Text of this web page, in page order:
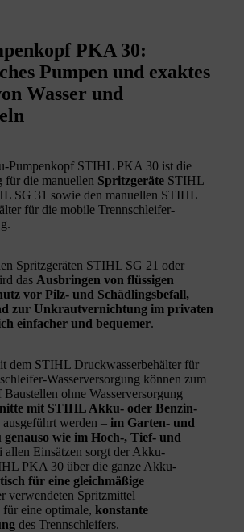
PKA 30:
Pumpen und exaktes
Wasser und
Pumpenkopf STIHL PKA 30 ist die
für die manuellen Spritzgeräte STIHL
SG 31 sowie den manuellen STIHL
für die mobile Trennschleifer-
Spritzgeräten STIHL SG 21 oder
das Ausbringen von flüssigen
vor Pilz- und Schädlingsbefall,
zur Unkrautvernichtung im privaten
einfacher und bequemer.
dem STIHL Druckwasserbehälter für
Wasserversorgung können zum
ohne Wasserversorgung
mit STIHL Akku- oder Benzin-
ausgeführt werden – im Garten- und
wie im Hoch-, Tief- und
allen Einsätzen sorgt der Akku-
PKA 30 über die ganze Akku-
für eine gleichmäßige
verwendeten Spritzmittel
eine optimale, konstante
des Trennschleifers.